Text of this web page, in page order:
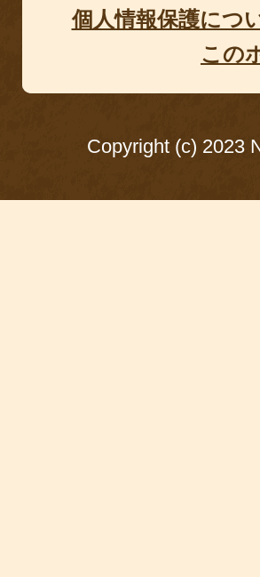
個人情報保護につ
この
Copyright (c) 2023